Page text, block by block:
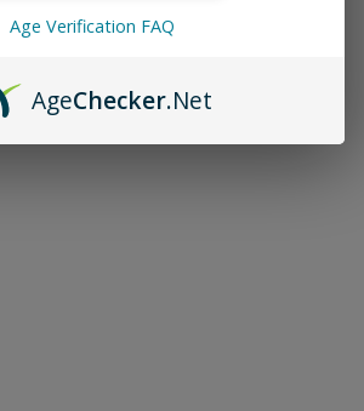
Age Verification FAQ
AgeChecker.Net